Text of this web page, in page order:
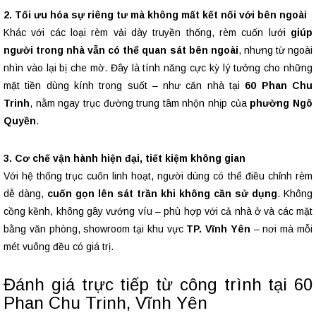
2. Tối ưu hóa sự riêng tư mà không mất kết nối với bên ngoài
Khác với các loại rèm vải dày truyền thống, rèm cuốn lưới giúp
người trong nhà vẫn có thể quan sát bên ngoài, nhưng từ ngoài
nhìn vào lại bị che mờ. Đây là tính năng cực kỳ lý tưởng cho những
mặt tiền dùng kính trong suốt – như căn nhà tại 60 Phan Chu
Trinh, nằm ngay trục đường trung tâm nhộn nhịp của phường Ngô
Quyền.
3. Cơ chế vận hành hiện đại, tiết kiệm không gian
Với hệ thống trục cuốn linh hoạt, người dùng có thể điều chỉnh rèm
dễ dàng, cuốn gọn lên sát trần khi không cần sử dụng. Không
cồng kềnh, không gây vướng víu – phù hợp với cả nhà ở và các mặt
bằng văn phòng, showroom tại khu vực TP. Vĩnh Yên – nơi mà mỗi
mét vuông đều có giá trị.
Đánh giá trực tiếp từ công trình tại 60
Phan Chu Trinh, Vĩnh Yên